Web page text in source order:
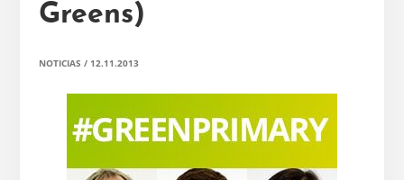
Greens)
NOTICIAS / 12.11.2013